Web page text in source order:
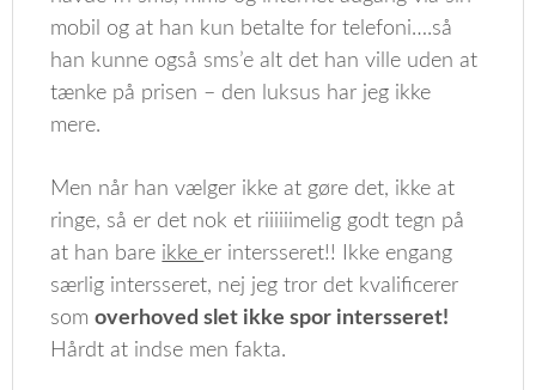
mobil og at han kun betalte for telefoni….så
han kunne også sms’e alt det han ville uden at
tænke på prisen – den luksus har jeg ikke
mere.
Men når han vælger ikke at gøre det, ikke at
ringe, så er det nok et riiiiiimelig godt tegn på
at han bare ikke er intersseret!! Ikke engang
særlig intersseret, nej jeg tror det kvalificerer
somoverhoved slet ikke spor intersseret!
Hårdt at indse men fakta.